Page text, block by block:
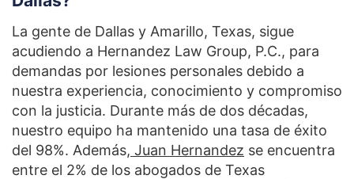
La gente de Dallas y Amarillo, Texas, sigue
acudiendo a Hernandez Law Group, P.C., para
demandas por lesiones personales debido a
nuestra experiencia, conocimiento y compromiso
con la justicia. Durante más de dos décadas,
nuestro equipo ha mantenido una tasa de éxito
del 98%. Además, Juan Hernandez se encuentra
entre el 2% de los abogados de Texas